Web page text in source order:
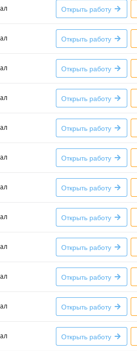
Открыть работу
Открыть работу
Открыть работу
Открыть работу
Открыть работу
Открыть работу
Открыть работу
Открыть работу
Открыть работу
Открыть работу
Открыть работу
Открыть работу